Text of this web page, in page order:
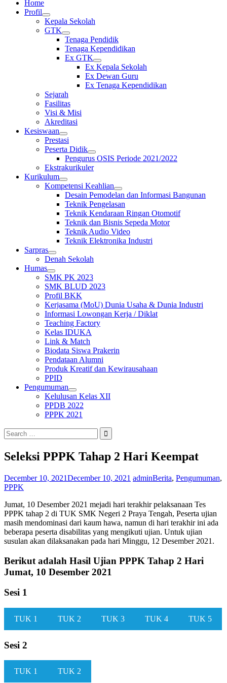
Upacara memperingati Hari Pendidikan Nasional 2 Mei 2026 di
SMKN 2 PRAYA TENGAH.
Tunggu apa lagi? Daftarkan diri anda di sekolah kami SMKN 2
Praya Tengah sekarang juga
Home
Profil
expand
child
menu
Kepala Sekolah
GTK
expand
child
menu
Tenaga Pendidik
Tenaga Kependidikan
Ex GTK
expand
child
menu
Ex Kepala Sekolah
Ex Dewan Guru
Ex Tenaga Kependidikan
Sejarah
Fasilitas
Visi & Misi
Akreditasi
Kesiswaan
expand
child
menu
Prestasi
Peserta Didik
expand
child
menu
Pengurus OSIS Periode 2021/2022
Ekstrakurikuler
Kurikulum
expand
child
menu
Kompetensi Keahlian
expand
child
menu
Desain Pemodelan dan Informasi Bangunan
Teknik Pengelasan
Teknik Kendaraan Ringan Otomotif
Teknik dan Bisnis Sepeda Motor
Teknik Audio Video
Teknik Elektronika Industri
Sarpras
expand
child
menu
Denah Sekolah
Humas
expand
child
menu
SMK PK 2023
SMK BLUD 2023
Profil BKK
Kerjasama (MoU) Dunia Usaha & Dunia Industri
Informasi Lowongan Kerja / Diklat
Teaching Factory
Kelas IDUKA
Link & Match
Biodata Siswa Prakerin
Pendataan Alumni
Produk Kreatif dan Kewirausahaan
PPID
Pengumuman
expand
child
menu
Kelulusan Kelas XII
PPDB 2022
PPPK 2021
Search
for:
Seleksi PPPK Tahap 2 Hari Keempat
December 10, 2021December 10, 2021 adminBerita, Pengumuman,
PPPK
Jumat, 10 Desember 2021 mejadi hari terakhir pelaksanaan Tes
PPPK tahap 2 di TUK SMK Negeri 2 Praya Tengah, Peserta ujian
masih mendominasi dari kaum hawa, namun di hari terakhir ini ada
beberapa peserta disabilitas yang mengikuti ujian. Untuk ujian
susulan akan dilaksanakan pada hari Minggu, 12 Desember 2021.
Berikut adalah Hasil Ujian PPPK Tahap 2 Hari
Jumat, 10 Desember 2021
Sesi 1
TUK 1 TUK 2 TUK 3 TUK 4 TUK 5
Sesi 2
TUK 1 TUK 2